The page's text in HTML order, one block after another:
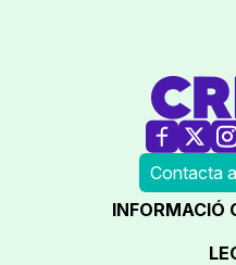
Contacta
INFORMACIÓ